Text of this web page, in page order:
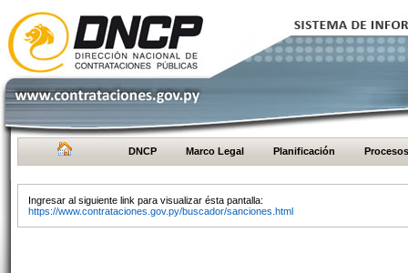
DNCP Marco Legal Planificación Procesos
Ingresar al siguiente link para visualizar ésta pantalla:
https://www.contrataciones.gov.py/buscador/sanciones.html